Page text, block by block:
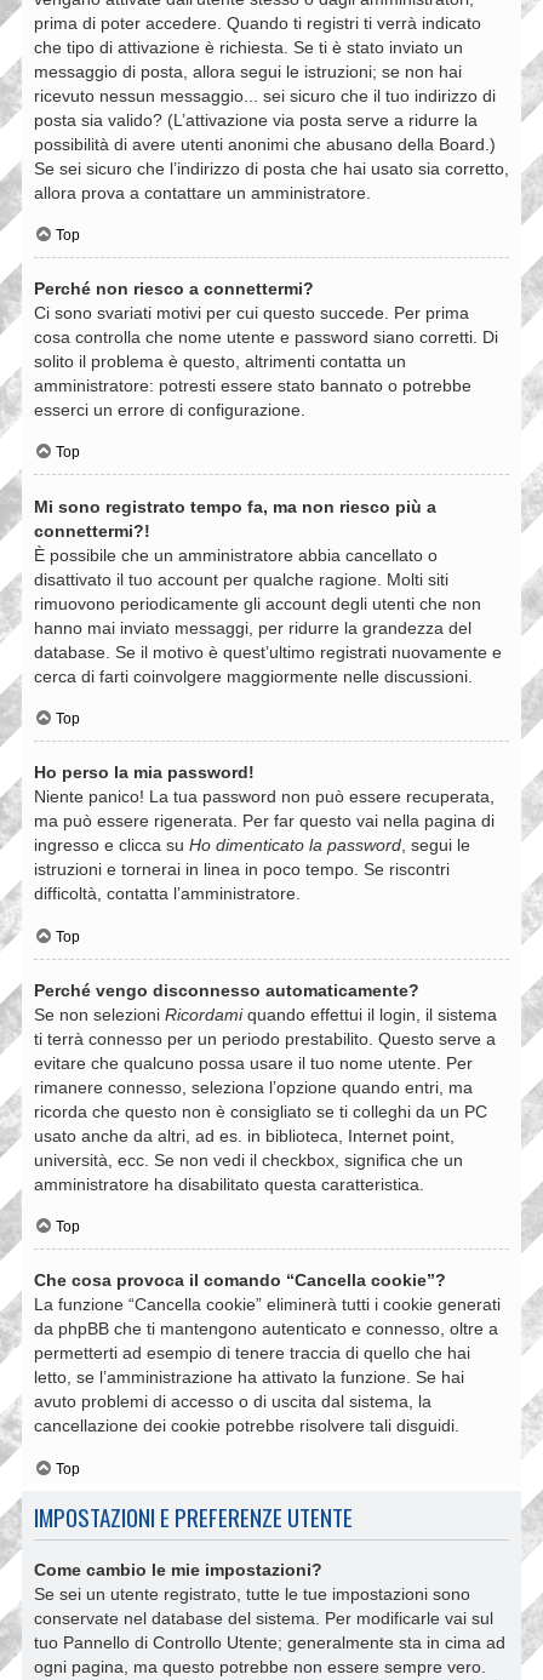
prima di poter accedere. Quando ti registri ti verrà indicato
che tipo di attivazione è richiesta. Se ti è stato inviato un
messaggio di posta, allora segui le istruzioni; se non hai
ricevuto nessun messaggio... sei sicuro che il tuo indirizzo di
posta sia valido? (L’attivazione via posta serve a ridurre la
possibilità di avere utenti anonimi che abusano della Board.)
Se sei sicuro che l’indirizzo di posta che hai usato sia corretto,
allora prova a contattare un amministratore.
Top
Perché non riesco a connettermi?
Ci sono svariati motivi per cui questo succede. Per prima
cosa controlla che nome utente e password siano corretti. Di
solito il problema è questo, altrimenti contatta un
amministratore: potresti essere stato bannato o potrebbe
esserci un errore di configurazione.
Top
Mi sono registrato tempo fa, ma non riesco più a
connettermi?!
È possibile che un amministratore abbia cancellato o
disattivato il tuo account per qualche ragione. Molti siti
rimuovono periodicamente gli account degli utenti che non
hanno mai inviato messaggi, per ridurre la grandezza del
database. Se il motivo è quest’ultimo registrati nuovamente e
cerca di farti coinvolgere maggiormente nelle discussioni.
Top
Ho perso la mia password!
Niente panico! La tua password non può essere recuperata,
ma può essere rigenerata. Per far questo vai nella pagina di
ingresso e clicca su Ho dimenticato la password, segui le
istruzioni e tornerai in linea in poco tempo. Se riscontri
difficoltà, contatta l’amministratore.
Top
Perché vengo disconnesso automaticamente?
Se non selezioni Ricordamiquando effettui il login, il sistema
ti terrà connesso per un periodo prestabilito. Questo serve a
evitare che qualcuno possa usare il tuo nome utente. Per
rimanere connesso, seleziona l’opzione quando entri, ma
ricorda che questo non è consigliato se ti colleghi da un PC
usato anche da altri, ad es. in biblioteca, Internet point,
università, ecc. Se non vedi il checkbox, significa che un
amministratore ha disabilitato questa caratteristica.
Top
Che cosa provoca il comando “Cancella cookie”?
La funzione “Cancella cookie” eliminerà tutti i cookie generati
da phpBB che ti mantengono autenticato e connesso, oltre a
permetterti ad esempio di tenere traccia di quello che hai
letto, se l’amministrazione ha attivato la funzione. Se hai
avuto problemi di accesso o di uscita dal sistema, la
cancellazione dei cookie potrebbe risolvere tali disguidi.
Top
IMPOSTAZIONI E PREFERENZE UTENTE
Come cambio le mie impostazioni?
Se sei un utente registrato, tutte le tue impostazioni sono
conservate nel database del sistema. Per modificarle vai sul
tuo Pannello di Controllo Utente; generalmente sta in cima ad
ogni pagina, ma questo potrebbe non essere sempre vero.